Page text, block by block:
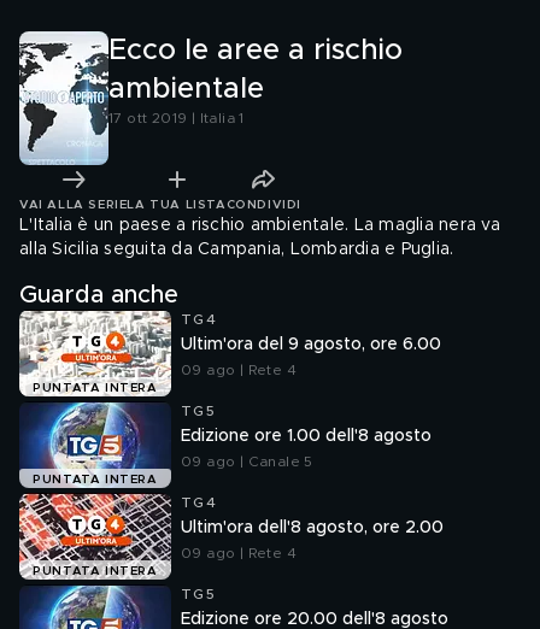
Ecco le aree a rischio
ambientale
17 ott 2019 | Italia 1
VAI ALLA SERIE LA TUA LISTA CONDIVIDI
L'Italia è un paese a rischio ambientale. La maglia nera va
alla Sicilia seguita da Campania, Lombardia e Puglia.
Guarda anche
PUNTATA INTERA
TG4
Ultim'ora del 9 agosto, ore 6.00
09 ago | Rete 4
PUNTATA INTERA
TG5
Edizione ore 1.00 dell'8 agosto
09 ago | Canale 5
PUNTATA INTERA
TG4
Ultim'ora dell'8 agosto, ore 2.00
09 ago | Rete 4
TG5
Edizione ore 20.00 dell'8 agosto